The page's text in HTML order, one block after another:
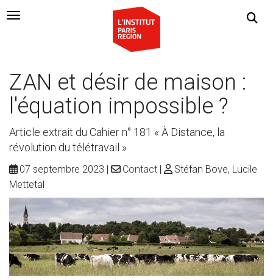
Navigation Toggle
ZAN et désir de maison :
l'équation impossible ?
Article extrait du Cahier n° 181 « À Distance, la
révolution du télétravail »
07 septembre 2023 Contact
Stéfan Bove, Lucile
Mettetal